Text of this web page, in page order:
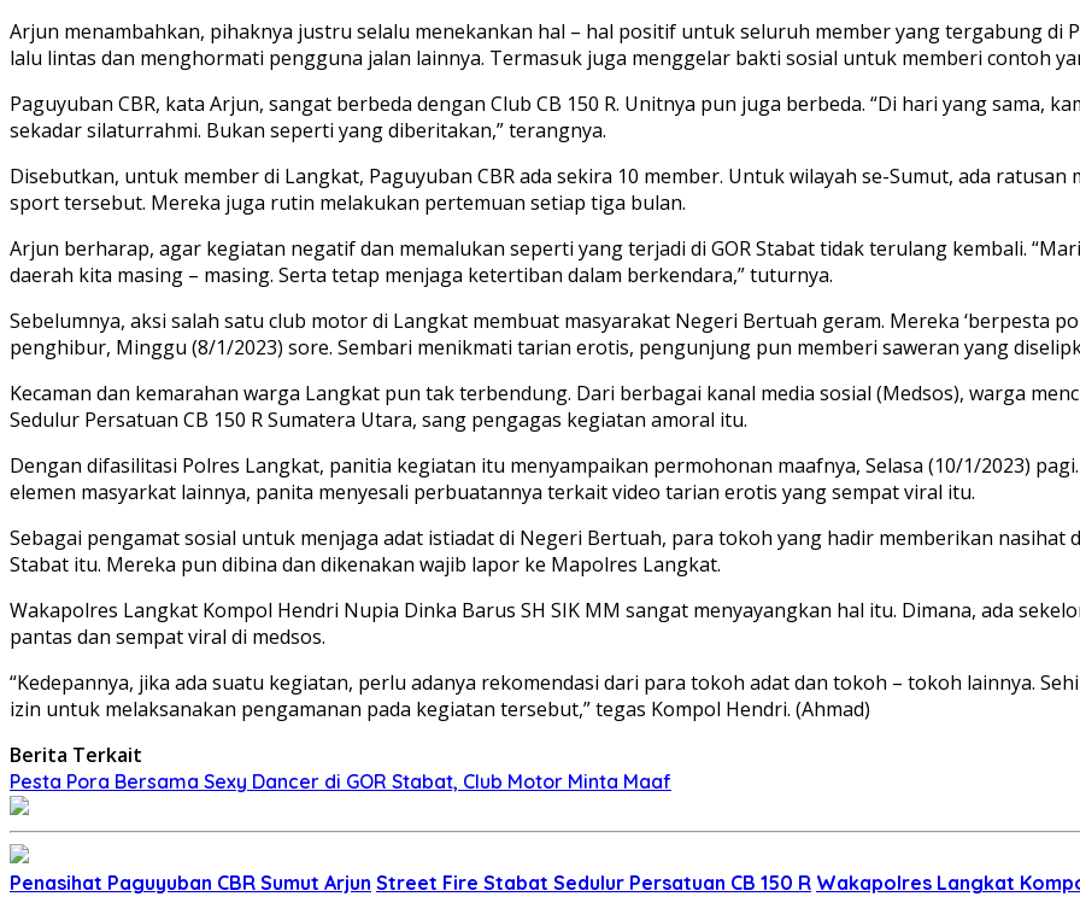
Arjun menambahkan, pihaknya justru selalu menekankan hal – hal positif untuk seluruh member yang tergabung di
lalu lintas dan menghormati pengguna jalan lainnya. Termasuk juga menggelar bakti sosial untuk memberi contoh
Paguyuban CBR, kata Arjun, sangat berbeda dengan Club CB 150 R. Unitnya pun juga berbeda. “Di hari yang sama,
sekadar silaturrahmi. Bukan seperti yang diberitakan,” terangnya.
Disebutkan, untuk member di Langkat, Paguyuban CBR ada sekira 10 member. Untuk wilayah se-Sumut, ada
sport tersebut. Mereka juga rutin melakukan pertemuan setiap tiga bulan.
Arjun berharap, agar kegiatan negatif dan memalukan seperti yang terjadi di GOR Stabat tidak terulang kembali.
daerah kita masing – masing. Serta tetap menjaga ketertiban dalam berkendara,” tuturnya.
Sebelumnya, aksi salah satu club motor di Langkat membuat masyarakat Negeri Bertuah geram. Mereka ‘berpesta
penghibur, Minggu (8/1/2023) sore. Sembari menikmati tarian erotis, pengunjung pun memberi saweran yang
Kecaman dan kemarahan warga Langkat pun tak terbendung. Dari berbagai kanal media sosial (Medsos), warga
Sedulur Persatuan CB 150 R Sumatera Utara, sang pengagas kegiatan amoral itu.
Dengan difasilitasi Polres Langkat, panitia kegiatan itu menyampaikan permohonan maafnya, Selasa (10/1/2023)
elemen masyarkat lainnya, panita menyesali perbuatannya terkait video tarian erotis yang sempat viral itu.
Sebagai pengamat sosial untuk menjaga adat istiadat di Negeri Bertuah, para tokoh yang hadir memberikan nasihat
Stabat itu. Mereka pun dibina dan dikenakan wajib lapor ke Mapolres Langkat.
Wakapolres Langkat Kompol Hendri Nupia Dinka Barus SH SIK MM sangat menyayangkan hal itu. Dimana, ada
pantas dan sempat viral di medsos.
“Kedepannya, jika ada suatu kegiatan, perlu adanya rekomendasi dari para tokoh adat dan tokoh – tokoh lainnya.
izin untuk melaksanakan pengamanan pada kegiatan tersebut,” tegas Kompol Hendri. (Ahmad)
Berita Terkait
Pesta Pora Bersama Sexy Dancer di GOR Stabat, Club Motor Minta Maaf
Penasihat Paguyuban CBR Sumut Arjun Street Fire Stabat Sedulur Persatuan CB 150 R Wakapolres Langkat